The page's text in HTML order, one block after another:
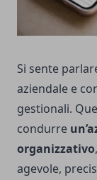
Si sente
aziendale e
gestionali.
condurre
organizzativo
agevole,